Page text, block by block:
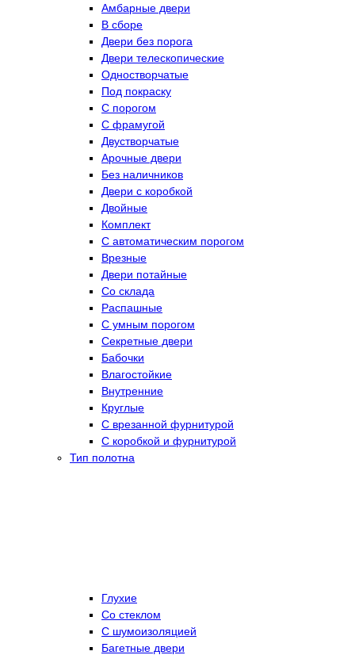
Амбарные двери
В сборе
Двери без порога
Двери телескопические
Одностворчатые
Под покраску
С порогом
С фрамугой
Двустворчатые
Арочные двери
Без наличников
Двери с коробкой
Двойные
Комплект
С автоматическим порогом
Врезные
Двери потайные
Со склада
Распашные
С умным порогом
Секретные двери
Бабочки
Влагостойкие
Внутренние
Круглые
С врезанной фурнитурой
С коробкой и фурнитурой
Тип полотна
Глухие
Со стеклом
C шумоизоляцией
Багетные двери